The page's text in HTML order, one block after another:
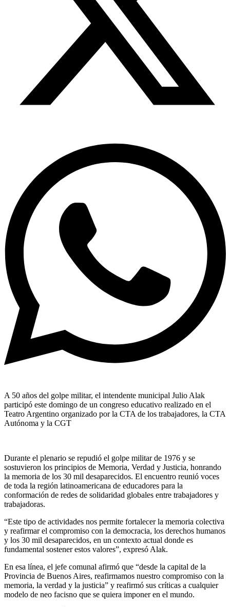
A 50 años del golpe militar, el intendente municipal Julio Alak
participó este domingo de un congreso educativo realizado en el
Teatro Argentino organizado por la CTA de los trabajadores, la CTA
Autónoma y la CGT
Durante el plenario se repudió el golpe militar de 1976 y se
sostuvieron los principios de Memoria, Verdad y Justicia, honrando
la memoria de los 30 mil desaparecidos. El encuentro reunió voces
de toda la región latinoamericana de educadores para la
conformación de redes de solidaridad globales entre trabajadores y
trabajadoras.
“Este tipo de actividades nos permite fortalecer la memoria colectiva
y reafirmar el compromiso con la democracia, los derechos humanos
y los 30 mil desaparecidos, en un contexto actual donde es
fundamental sostener estos valores”, expresó Alak.
En esa línea, el jefe comunal afirmó que “desde la capital de la
Provincia de Buenos Aires, reafirmamos nuestro compromiso con la
memoria, la verdad y la justicia” y reafirmó sus críticas a cualquier
modelo de neo facisno que se quiera imponer en el mundo.